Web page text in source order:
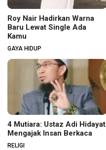
Roy Nair Hadirkan Warna
Baru Lewat Single Ada
Kamu
GAYA HIDUP
4 Mutiara: Ustaz Adi Hidayat
Mengajak Insan Berkaca
RELIGI